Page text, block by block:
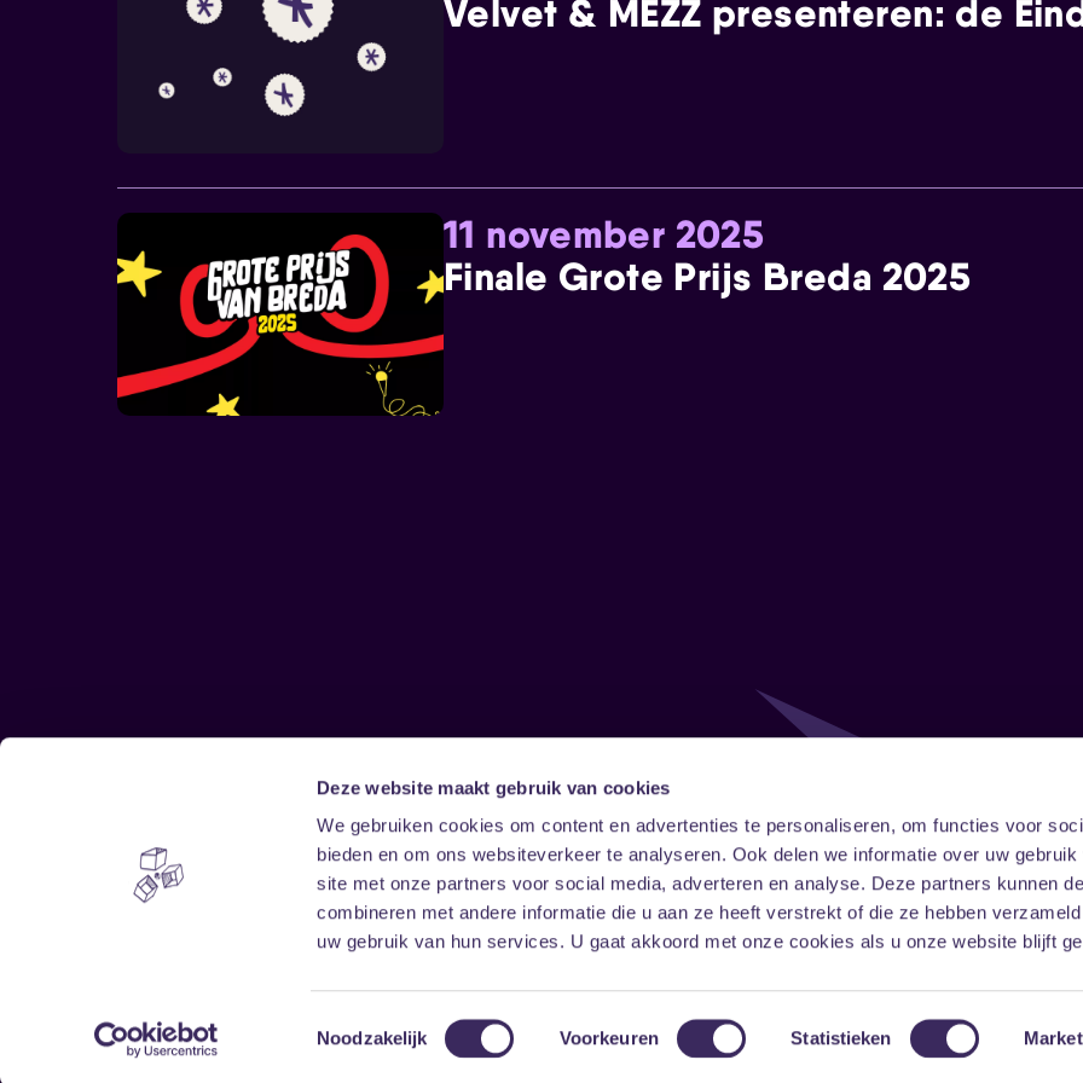
Deze website maakt gebruik van cookies
We gebruiken cookies om content en advertenties te personaliseren, om functies voor
bieden en om ons websiteverkeer te analyseren. Ook delen we informatie over uw gebruik
site met onze partners voor social media, adverteren en analyse. Deze partners kunnen
combineren met andere informatie die u aan ze heeft verstrekt of die ze hebben
uw gebruik van hun services. U gaat akkoord met onze cookies als u onze website blijft
Toestemmingsselectie
Noodzakelijk Voorkeuren Statistieken
Velvet & MEZZ presenteren: de
11 november 2025
Finale Grote Prijs Breda 2025
Home
Vrijwilligers
Disclaimer
Toegankelijkheid
Privacy & cookies
Follow
FacebookInstagramLinkedIn
Onze